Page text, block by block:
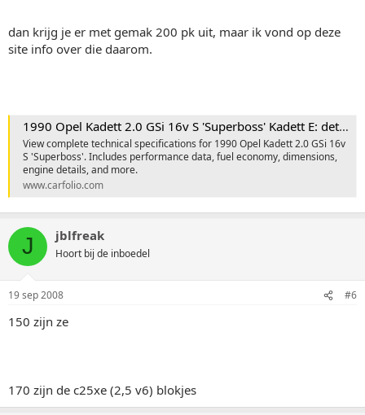
dan krijg je er met gemak 200 pk uit, maar ik vond op deze
site info over die daarom.
1990 Opel Kadett 2.0 GSi 16v S 'Superboss' Kadett E: detailed specifications, performance and economy data
View complete technical specifications for 1990 Opel Kadett 2.0 GSi 16v
S 'Superboss'. Includes performance data, fuel economy, dimensions,
engine details, and more.
www.carfolio.com
J jblfreak
Hoort bij de inboedel
19 sep 2008 #6
150 zijn ze
170 zijn de c25xe (2,5 v6) blokjes